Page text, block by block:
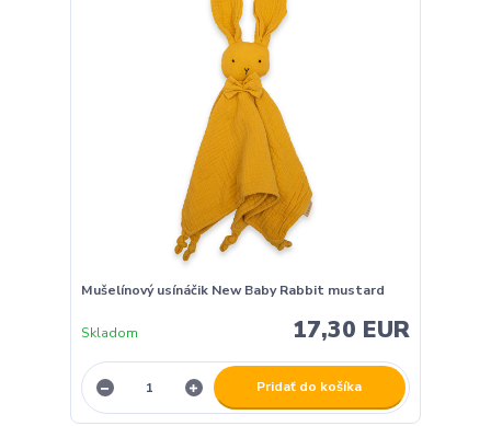
Mušelínový usínáčik New Baby Rabbit mustard
17,30 EUR
Skladom
Pridať do košíka